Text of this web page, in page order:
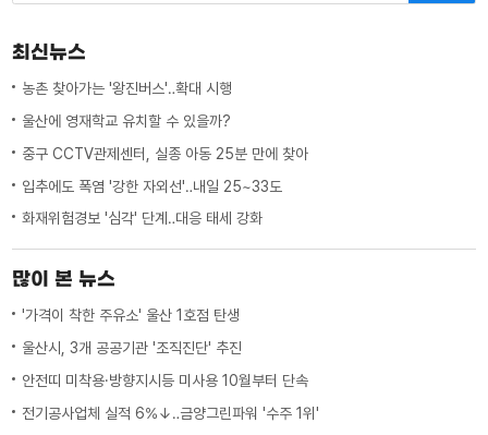
최신뉴스
농촌 찾아가는 '왕진버스'‥확대 시행
울산에 영재학교 유치할 수 있을까?
중구 CCTV관제센터, 실종 아동 25분 만에 찾아
입추에도 폭염 '강한 자외선'‥내일 25~33도
화재위험경보 '심각' 단계‥대응 태세 강화
많이 본 뉴스
'가격이 착한 주유소' 울산 1호점 탄생
울산시, 3개 공공기관 '조직진단' 추진
안전띠 미착용·방향지시등 미사용 10월부터 단속
전기공사업체 실적 6%↓‥금양그린파워 '수주 1위'